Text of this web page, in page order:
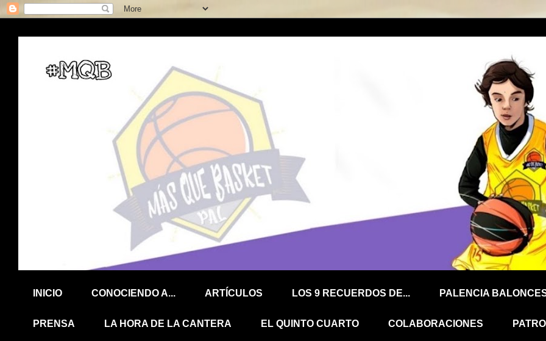
INICIO CONOCIENDO A... ARTÍCULOS LOS 9 RECUERDOS DE... PALENCIA
PRENSA LA HORA DE LA CANTERA EL QUINTO CUARTO COLABORACIONES